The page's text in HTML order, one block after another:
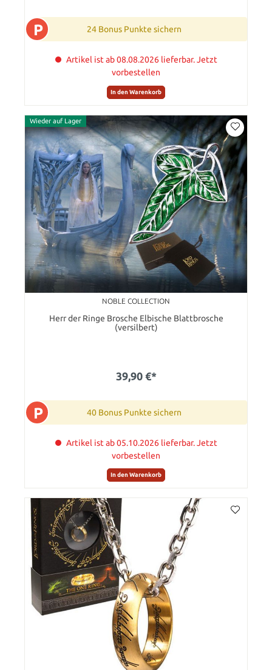
P 24 Bonus Punkte sichern
Artikel ist ab 08.08.2026 lieferbar. Jetzt
vorbestellen
In den Warenkorb
Wieder auf Lager
NOBLE COLLECTION
Herr der Ringe Brosche Elbische Blattbrosche
(versilbert)
39,90 €*
P 40 Bonus Punkte sichern
Artikel ist ab 05.10.2026 lieferbar. Jetzt
vorbestellen
In den Warenkorb